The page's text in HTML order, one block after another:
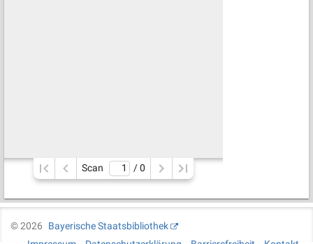
Scan / 0
©2026
Bayerische Staatsbibliothek